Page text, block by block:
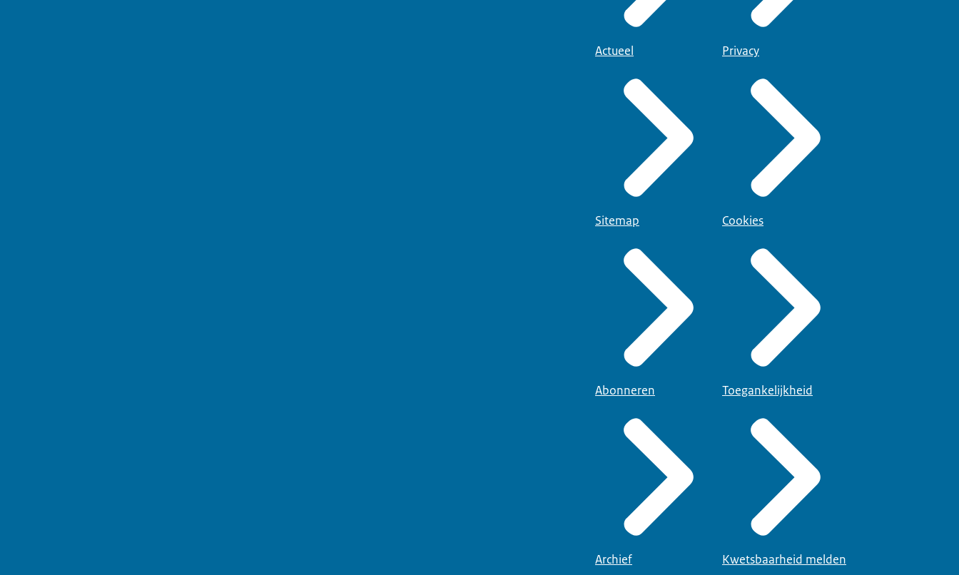
Actueel
Sitemap
Abonneren
Archief
Privacy
Cookies
Toegankelijkheid
Kwetsbaarheid melden